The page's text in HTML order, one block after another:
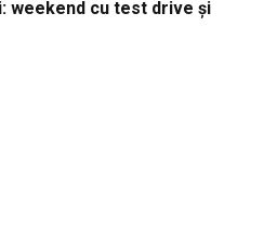
weekend cu test drive și